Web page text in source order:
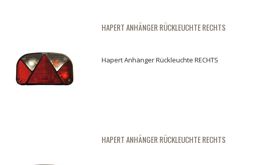
HAPERT ANHÄNGER RÜCKLEUCHTE RECHTS
Hapert Anhänger Rückleuchte RECHTS
HAPERT ANHÄNGER RÜCKLEUCHTE RECHTS